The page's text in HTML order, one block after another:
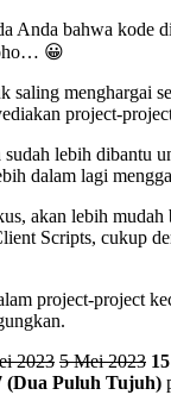
bahwa kode
😀
saling menghargai
project-
lebih dibantu
dalam lagi
akan lebih
Scripts, cukup
project-project
2023 5 Mei 2023
(Dua Puluh Tujuh)